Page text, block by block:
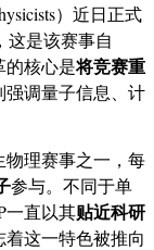
）近日正式
，这是该赛事自
的核心是将竞赛重
强调量子信息、计
理赛事之一，每
参与。不同于单
一直以其贴近科研
这一特色被推向